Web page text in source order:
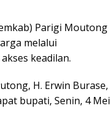
Parigi Moutong
melalui
keadilan.
H. Erwin Burase,
bupati, Senin, 4 Mei